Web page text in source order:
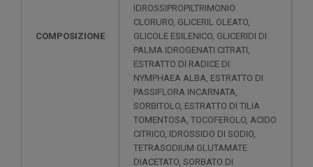
COMPOSIZIONE
IDROSSIPROPILTRIMONIO
CLORURO, GLICERIL OLEATO,
GLICOLE ESILENICO, GLICERIDI DI
PALMA IDROGENATI CITRATI,
ESTRATTO DI RADICE DI
NYMPHAEA ALBA, ESTRATTO DI
PASSIFLORA INCARNATA,
SORBITOLO, ESTRATTO DI TILIA
TOMENTOSA, TOCOFEROLO, ACIDO
CITRICO, IDROSSIDO DI SODIO,
TETRASODIUM GLUTAMATE
DIACETATO, SORBATO DI